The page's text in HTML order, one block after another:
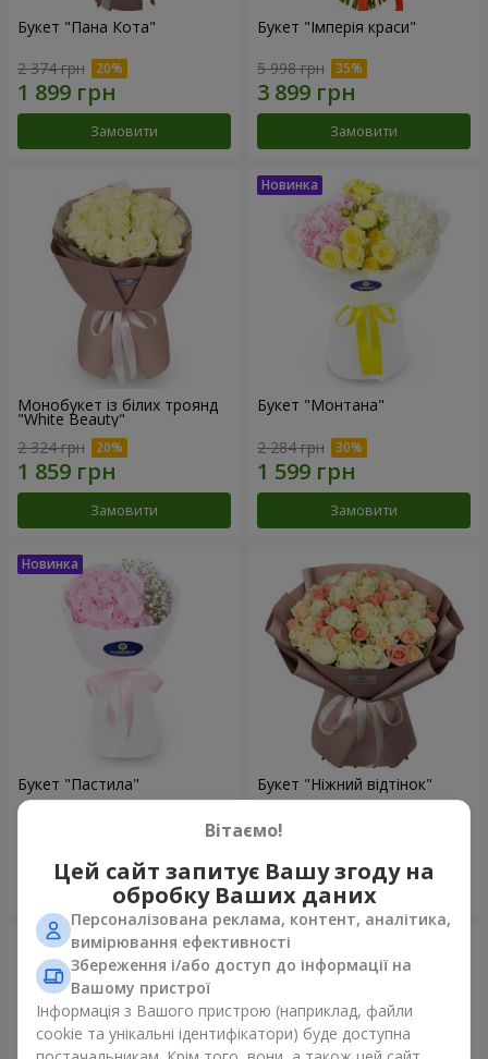
Букет "Пана Кота"
2 374 грн
Замовити
Букет "Імперія краси"
5 998 грн
Замовити
Монобукет із білих троянд
"White Beauty"
2 324 грн
Замовити
Букет "Монтана"
2 284 грн
Замовити
Букет "Пастила"
Замовити
Букет "Ніжний відтінок"
4 999 грн
Замовити
Вітаємо!
Цей сайт запитує Вашу згоду на
обробку Ваших даних
Персоналізована реклама, контент, аналітика,
вимірювання ефективності
Збереження і/або доступ до інформації на
Вашому пристрої
Інформація з Вашого пристрою (наприклад, файли
cookie та унікальні ідентифікатори) буде доступна